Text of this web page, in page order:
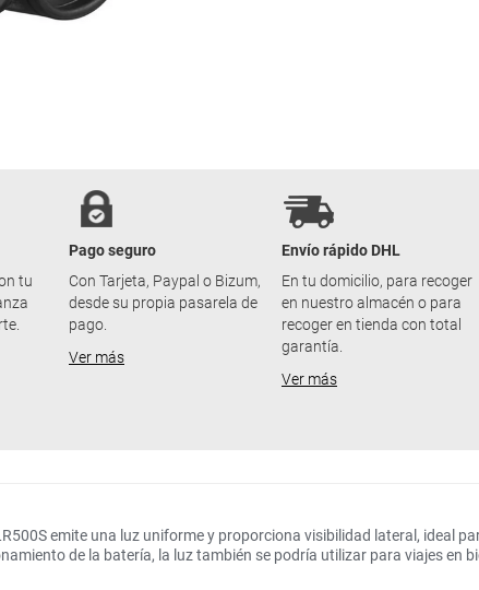
tu
Pago seguro
Con Tarjeta, Paypal o Bizum,
desde su propia pasarela de
pago.
Ver más
Envío rápido DHL
En tu domicilio, para recoger
en nuestro almacén o para
recoger en tienda con total
garantía.
Ver más
emite una luz uniforme y proporciona visibilidad lateral, ideal
de la batería, la luz también se podría utilizar para viajes en